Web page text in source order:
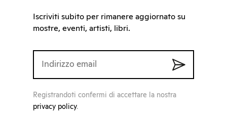
Iscriviti subito per rimanere aggiornato su
mostre, eventi, artisti, libri.
Registrandoti confermi di accettare la nostra
privacy policy.